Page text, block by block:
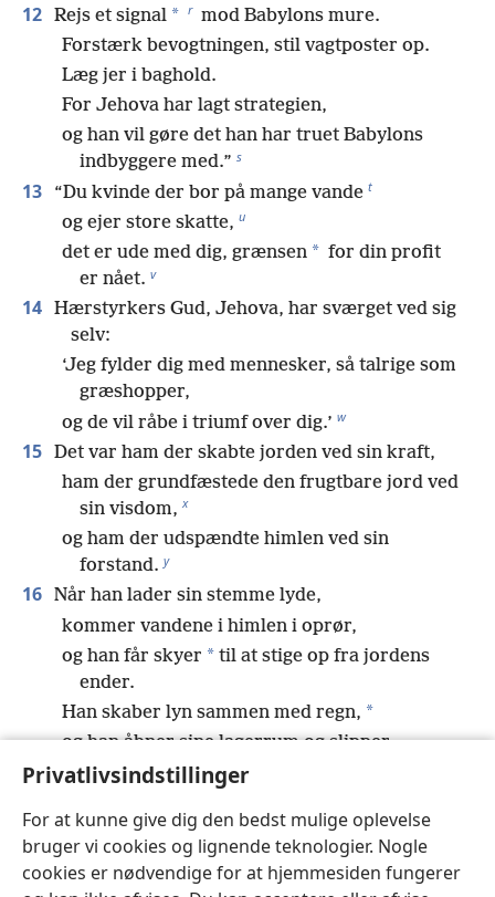
Privatlivsindstillinger
For at kunne give dig den bedst mulige oplevelse
bruger vi cookies og lignende teknologier. Nogle
cookies er nødvendige for at hjemmesiden fungerer
12 Rejs et signal * r mod Babylons mure.
Forstærk bevogtningen, stil vagtposter op.
Læg jer i baghold.
For Jehova har lagt strategien,
og han vil gøre det han har truet Babylons
indbyggere med.” s
13 “Du kvinde der bor på mange vande t
og ejer store skatte, u
det er ude med dig, grænsen * for din profit
er nået. v
14 Hærstyrkers Gud, Jehova, har sværget ved sig
selv:
‘Jeg fylder dig med mennesker, så talrige som
græshopper,
og de vil råbe i triumf over dig.’ w
15 Det var ham der skabte jorden ved sin kraft,
ham der grundfæstede den frugtbare jord ved
sin visdom, x
og ham der udspændte himlen ved sin
forstand. y
16 Når han lader sin stemme lyde,
kommer vandene i himlen i oprør,
og han får skyer * til at stige op fra jordens
ender.
Han skaber lyn sammen med regn, *
og han åbner sine lagerrum og slipper
stormen løs. z
fornuft.
Alle smede vil blive gjort til skamme på grund
af deres gudebilleder,